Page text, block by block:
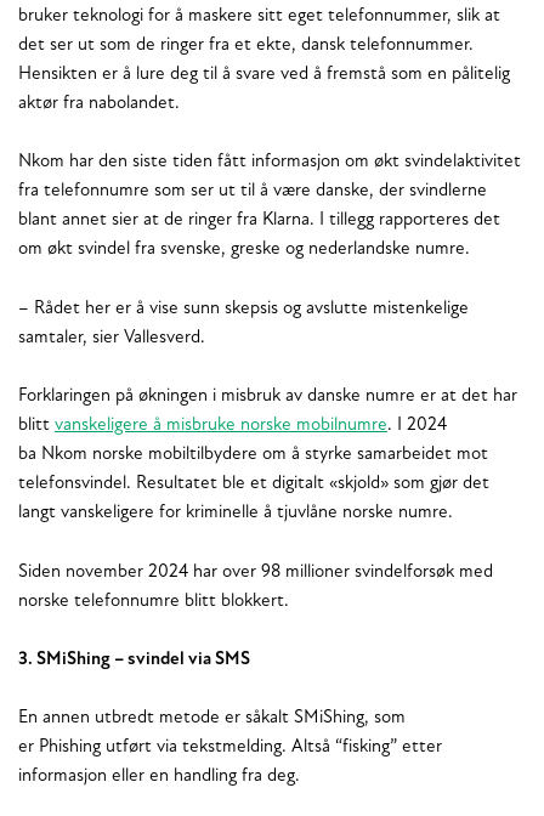
bruker teknologi for å maskere sitt eget telefonnummer, slik at
det ser ut som de ringer fra et ekte, dansk telefonnummer.
Hensikten er å lure deg til å svare ved å fremstå som en pålitelig
aktør fra nabolandet.
Nkom har den siste tiden fått informasjon om økt svindelaktivitet
fra telefonnumre som ser ut til å være danske, der svindlerne
blant annet sier at de ringer fra Klarna. I tillegg rapporteres det
om økt svindel fra svenske, greske og nederlandske numre.
– Rådet her er å vise sunn skepsis og avslutte mistenkelige
samtaler, sier Vallesverd.
Forklaringen på økningen i misbruk av danske numre er at det har
blitt vanskeligere å misbruke norske mobilnumre. I 2024
ba Nkom norske mobiltilbydere om å styrke samarbeidet mot
telefonsvindel. Resultatet ble et digitalt «skjold» som gjør det
langt vanskeligere for kriminelle å tjuvlåne norske numre.
Siden november 2024 har over 98 millioner svindelforsøk med
norske telefonnumre blitt blokkert.
3. SMiShing – svindel via SMS
En annen utbredt metode er såkalt SMiShing, som
er Phishing utført via tekstmelding. Altså “fisking” etter
informasjon eller en handling fra deg.